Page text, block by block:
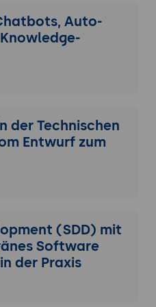
Lifecycle
Card mit KI-
ein Daten-
ein
KI-Governance-
Programme und
ausreichende KI-
Onboarding,
kontext-
Auto-
der Technischen
Entwurf zum
(SDD) mit
Software
der Praxis